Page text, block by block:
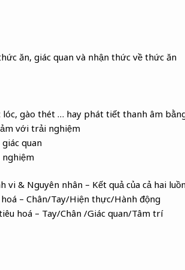
ăn, giác quan và nhận thức về thức ăn
gào thét … hay phát tiết thanh âm
với trải nghiệm
quan
nghiệm
& Nguyên nhân – Kết quả của cả hai
– Chân/Tay/Hiện thực/Hành động
hoá – Tay/Chân /Giác quan/Tâm trí